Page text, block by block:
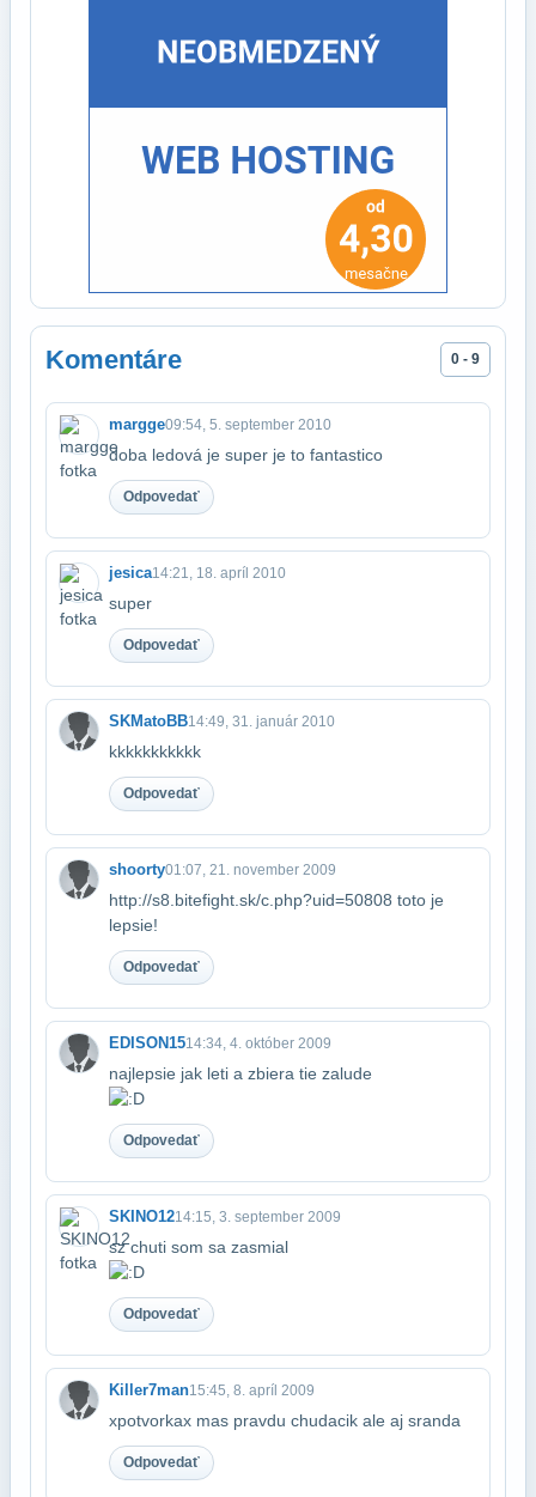
Komentáre 0 - 9
margge09:54, 5. september 2010
doba ledová je super je to fantastico
Odpovedať
jesica14:21, 18. apríl 2010
super
Odpovedať
SKMatoBB14:49, 31. január 2010
kkkkkkkkkkk
Odpovedať
shoorty01:07, 21. november 2009
http://s8.bitefight.sk/c.php?uid=50808 toto je
lepsie!
Odpovedať
EDISON1514:34, 4. október 2009
najlepsie jak leti a zbiera tie zalude
Odpovedať
SKINO1214:15, 3. september 2009
sz chuti som sa zasmial
Odpovedať
Killer7man15:45, 8. apríl 2009
xpotvorkax mas pravdu chudacik ale aj sranda
Odpovedať